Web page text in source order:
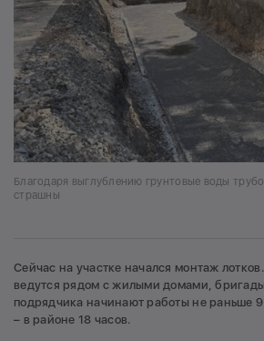
Благодаря выглублению грунтовые воды
страшны
Сейчас на участке начался монтаж
ведутся рядом с жилыми домами,
подрядчика начинают работы не раньше
– в районе 18 часов.